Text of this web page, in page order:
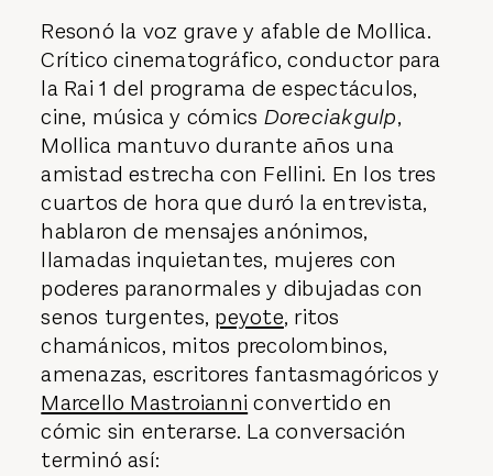
Resonó la voz grave y afable de Mollica.
Crítico cinematográfico, conductor para
la Rai 1 del programa de espectáculos,
cine, música y cómics Doreciakgulp,
Mollica mantuvo durante años una
amistad estrecha con Fellini. En los tres
cuartos de hora que duró la entrevista,
hablaron de mensajes anónimos,
llamadas inquietantes, mujeres con
poderes paranormales y dibujadas con
senos turgentes, peyote, ritos
chamánicos, mitos precolombinos,
amenazas, escritores fantasmagóricos y
Marcello Mastroianni convertido en
cómic sin enterarse. La conversación
terminó así: